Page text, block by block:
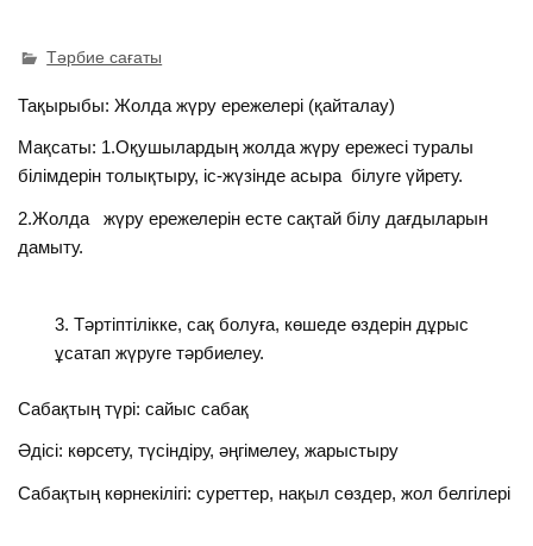
Тәрбие сағаты
Тақырыбы: Жолда жүру ережелері (қайталау)
Мақсаты: 1.Оқушылардың жолда жүру ережесі туралы
білімдерін толықтыру, іс-жүзінде асыра білуге үйрету.
2.Жолда жүру ережелерін есте сақтай білу дағдыларын
дамыту.
Тәртіптілікке, сақ болуға, көшеде өздерін дұрыс
ұсатап жүруге тәрбиелеу.
Сабақтың түрі: сайыс сабақ
Әдісі: көрсету, түсіндіру, әңгімелеу, жарыстыру
Сабақтың көрнекілігі: суреттер, нақыл сөздер, жол белгілері